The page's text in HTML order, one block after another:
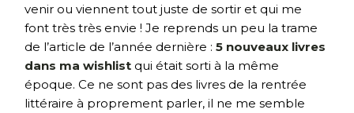
venir ou viennent tout juste de sortir et qui me
font très très envie ! Je reprends un peu la trame
de l’article de l’année dernière :5 nouveaux livres
dans ma wishlist qui était sorti à la même
époque. Ce ne sont pas des livres de la rentrée
littéraire à proprement parler, il ne me semble